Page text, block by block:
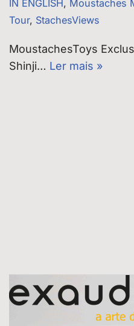
IN ENGLISH, Moustaches
Tour, StachesViews
MoustachesToys
Shinji… Ler mais »